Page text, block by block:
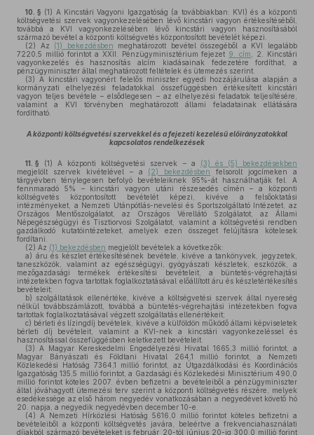
10. § (1) A Kincstári Vagyoni Igazgatóság (a továbbiakban: KVI) és a központi
költségvetési szervek vagyonkezelésében lévő kincstári vagyon értékesítéséből,
továbbá a KVI vagyonkezelésében lévő kincstári vagyon hasznosításából
származó bevétel a központi költségvetés központosított bevételét képezi.
(2) Az (1) bekezdésben meghatározott bevétel összegéből a KVI legalább
7220,5 millió forintot a XXII. Pénzügyminisztérium fejezet 9. cím
, 2. Kincstári
vagyonkezelés és hasznosítás alcím kiadásainak fedezetére fordíthat, a
pénzügyminiszter által meghatározott feltételek és ütemezés szerint.
(3) A kincstári vagyonért felelős miniszter egyedi hozzájárulása alapján a
kormányzati elhelyezési feladatokkal összefüggésben értékesített kincstári
vagyon teljes bevétele – elsődlegesen – az elhelyezési feladatok teljesítésére,
valamint a KVI törvényben meghatározott állami feladatainak ellátására
fordítható.
A központi költségvetési szervekkel és a fejezeti kezelésű előirányzatokkal
kapcsolatos rendelkezések
11. § (1) A központi költségvetési szervek – a
(3) és (5) bekezdésekben
megjelölt szervek kivételével – a (2) bekezdésben
felsorolt jogcímeken a
tárgyévben ténylegesen befolyó bevételeiknek 95%-át használhatják fel. A
fennmaradó 5% – kincstári vagyon utáni részesedés címén – a központi
költségvetés központosított bevételét képezi, kivéve a felsőoktatási
intézményeket, a Nemzeti Utánpótlás-nevelési és Sportszolgáltató Intézetet, az
Országos Mentőszolgálatot, az Országos Vérellátó Szolgálatot, az Állami
Népegészségügyi és Tisztiorvosi Szolgálatot, valamint a költségvetési rendben
gazdálkodó kutatóintézeteket, amelyek ezen összeget felújításra kötelesek
fordítani.
(2) Az (1) bekezdésben megjelölt bevételek a következők:
a) áru és készlet értékesítésének bevétele, kivéve a tankönyvek, jegyzetek,
taneszközök, valamint az egészségügyi, gyógyászati készletek, eszközök, a
mezőgazdasági termékek értékesítési bevételeit, a büntetés-végrehajtási
intézetekben fogva tartottak foglalkoztatásával előállított áru és készletértékesítés
bevételeit;
b) szolgáltatások ellenértéke, kivéve a költségvetési szervek által nyereség
nélkül továbbszámlázott, továbbá a büntetés-végrehajtási intézetekben fogva
tartottak foglalkoztatásával végzett szolgáltatás ellenértékeit;
c) bérleti és lízingdíj bevételek, kivéve a külföldön működő állami képviseletek
bérleti díj bevételeit, valamint a KVI-nek a kincstári vagyonkezeléssel és
hasznosítással összefüggésben keletkezett bevételeit.
(3) A Magyar Kereskedelmi Engedélyezési Hivatal 1665,3 millió forintot, a
Magyar Bányászati és Földtani Hivatal 264,1 millió forintot, a Nemzeti
Közlekedési Hatóság 7364,1 millió forintot, az Útgazdálkodási és Koordinációs
Igazgatóság 135,5 millió forintot, a Gazdasági és Közlekedési Minisztérium 490,0
millió forintot köteles 2007. évben befizetni a bevételeiből a pénzügyminiszter
által jóváhagyott ütemezési terv szerint a központi költségvetés részére, melyek
esedékessége az első három negyedév vonatkozásában a negyedévet követő hó
20. napja, a negyedik negyedévben december 10-e.
(4) A Nemzeti Hírközlési Hatóság 5616,0 millió forintot köteles befizetni a
bevételeiből a központi költségvetés javára, beleértve a frekvenciahasználati
díjakból származó bevételeket is február 20-tól június 20-ig 300,0 millió forint